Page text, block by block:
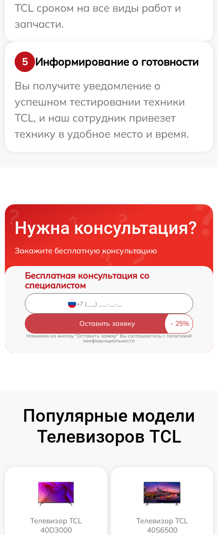
TCL сроком на все виды работ и
запчасти.
5
Информирование о готовности
Вы получите уведомление о
успешном тестировании техники
TCL, и наш сотрудник привезет
технику в удобное место и время.
Нужна консультация?
Закажите бесплатную консультацию
Бесплатная консультация со
специалистом
Оставить заявку
Нажимая на кнопку "Оставить заявку" Вы соглашаетесь cполитикой
конфиденциальности
Популярные модели
Телевизоров TCL
Телевизор TCL
40D3000
Телевизор TCL
40S6500